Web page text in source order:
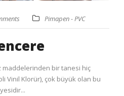
Pimapen - PVC
maddelerinden bir tanesi hiç
Vinil Klorür), çok büyük olan bu